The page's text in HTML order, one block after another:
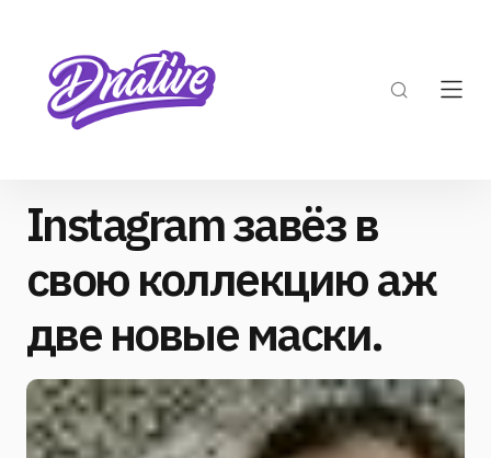
Instagram завёз в
свою коллекцию аж
две новые маски.